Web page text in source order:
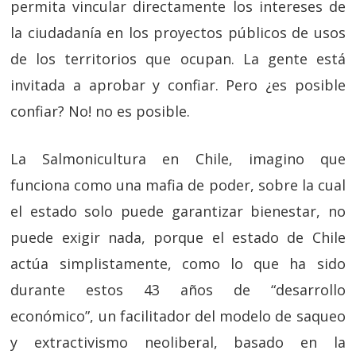
permita vincular directamente los intereses de
la ciudadanía en los proyectos públicos de usos
de los territorios que ocupan. La gente está
invitada a aprobar y confiar. Pero ¿es posible
confiar? No! no es posible.
La Salmonicultura en Chile, imagino que
funciona como una mafia de poder, sobre la cual
el estado solo puede garantizar bienestar, no
puede exigir nada, porque el estado de Chile
actúa simplistamente, como lo que ha sido
durante estos 43 años de “desarrollo
económico”, un facilitador del modelo de saqueo
y extractivismo neoliberal, basado en la